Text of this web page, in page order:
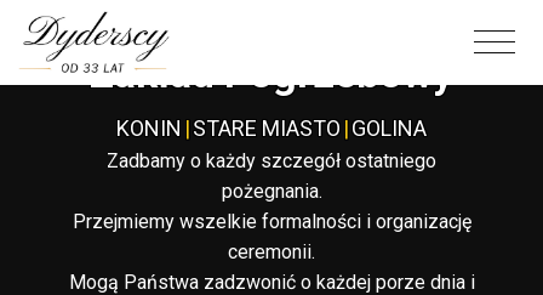
Całodobowy
Zakład Pogrzebowy
KONIN |STARE MIASTO |GOLINA
Zadbamy o każdy szczegół ostatniego
pożegnania.
Przejmiemy wszelkie formalności i organizację
ceremonii.
Mogą Państwa zadzwonić o każdej porze dnia i